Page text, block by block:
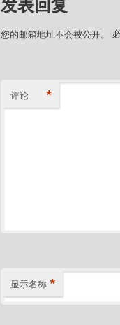
您的邮箱地址不会被公开。
评论 *
显示名称 *